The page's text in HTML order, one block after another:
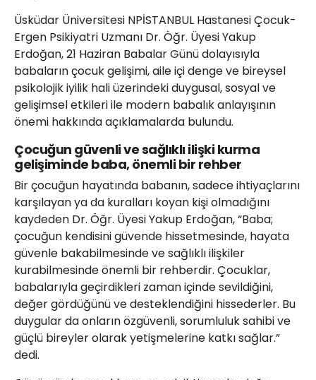
Üsküdar Üniversitesi NPİSTANBUL Hastanesi Çocuk-
Ergen Psikiyatri Uzmanı Dr. Öğr. Üyesi Yakup
Erdoğan, 21 Haziran Babalar Günü dolayısıyla
babaların çocuk gelişimi, aile içi denge ve bireysel
psikolojik iyilik hali üzerindeki duygusal, sosyal ve
gelişimsel etkileri ile modern babalık anlayışının
önemi hakkında açıklamalarda bulundu.
Çocuğun güvenli ve sağlıklı ilişki kurma
gelişiminde baba, önemli bir rehber
Bir çocuğun hayatında babanın, sadece ihtiyaçlarını
karşılayan ya da kuralları koyan kişi olmadığını
kaydeden Dr. Öğr. Üyesi Yakup Erdoğan, “Baba;
çocuğun kendisini güvende hissetmesinde, hayata
güvenle bakabilmesinde ve sağlıklı ilişkiler
kurabilmesinde önemli bir rehberdir. Çocuklar,
babalarıyla geçirdikleri zaman içinde sevildiğini,
değer gördüğünü ve desteklendiğini hissederler. Bu
duygular da onların özgüvenli, sorumluluk sahibi ve
güçlü bireyler olarak yetişmelerine katkı sağlar.”
dedi.